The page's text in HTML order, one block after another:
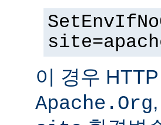
이 경우
Apache.Org,